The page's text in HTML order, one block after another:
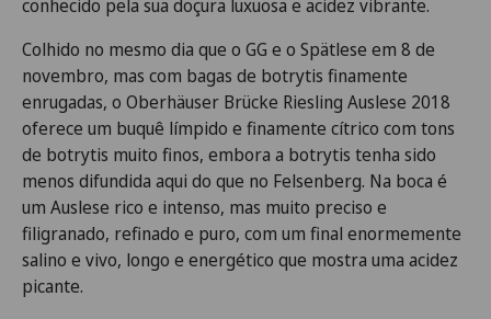
conhecido pela sua doçura luxuosa e acidez vibrante.
Colhido no mesmo dia que o GG e o Spätlese em 8 de
novembro, mas com bagas de botrytis finamente
enrugadas, o Oberhäuser Brücke Riesling Auslese 2018
oferece um buquê límpido e finamente cítrico com tons
de botrytis muito finos, embora a botrytis tenha sido
menos difundida aqui do que no Felsenberg. Na boca é
um Auslese rico e intenso, mas muito preciso e
filigranado, refinado e puro, com um final enormemente
salino e vivo, longo e energético que mostra uma acidez
picante.